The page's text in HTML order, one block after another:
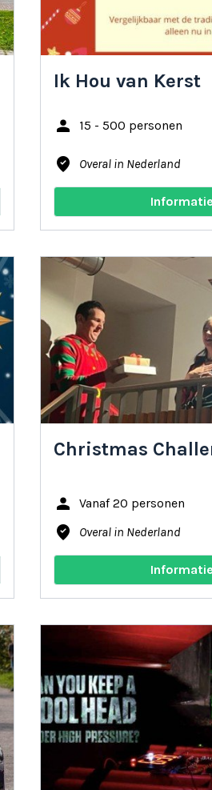
Ik Hou van Kerst
person
15 - 500 personen
where_to_vote Overal in Nederland
Christmas
person Vanaf 20 personen
where_to_vote Overal in Nederland